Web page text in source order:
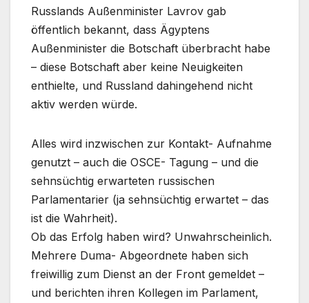
Russlands Außenminister Lavrov gab
öffentlich bekannt, dass Ägyptens
Außenminister die Botschaft überbracht habe
– diese Botschaft aber keine Neuigkeiten
enthielte, und Russland dahingehend nicht
aktiv werden würde.
Alles wird inzwischen zur Kontakt- Aufnahme
genutzt – auch die OSCE- Tagung – und die
sehnsüchtig erwarteten russischen
Parlamentarier (ja sehnsüchtig erwartet – das
ist die Wahrheit).
Ob das Erfolg haben wird? Unwahrscheinlich.
Mehrere Duma- Abgeordnete haben sich
freiwillig zum Dienst an der Front gemeldet –
und berichten ihren Kollegen im Parlament,